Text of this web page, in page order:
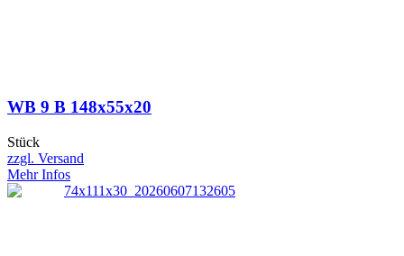
WB 9 B 148x55x20
Stück
zzgl. Versand
Mehr Infos